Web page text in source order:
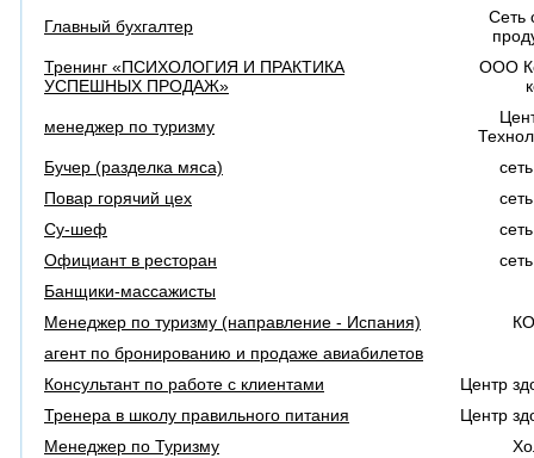
Главный бухгалтер
Сеть
Тренинг «ПСИХОЛОГИЯ И ПРАКТИКА
УСПЕШНЫХ ПРОДАЖ»
ООО
менеджер по туризму
Бучер (разделка мяса)
Повар горячий цех
Су-шеф
Официант в ресторан
Банщики-массажисты
Менеджер по туризму (направление - Испания)
агент по бронированию и продаже авиабилетов
Консультант по работе с клиентами
Центр
Тренера в школу правильного питания
Центр
Менеджер по Туризму